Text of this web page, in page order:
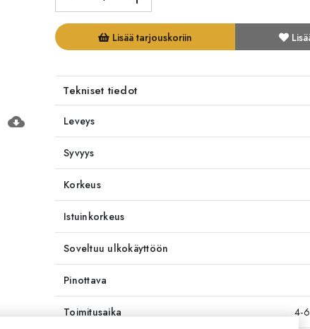
cloud_download
Lisää tarjouskoriin
Tekniset tiedot
Leveys
Syvyys
Korkeus
Istuinkorkeus
Soveltuu ulkokäyttöön
Pinottava
Toimitusaika 4-